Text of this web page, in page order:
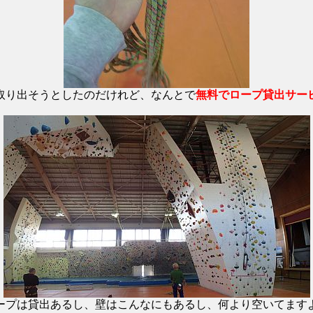
り出そうとしたのだけれど、なんとで無料でロープ貸出サー
プは貸出あるし、壁はこんなにもあるし、何より空いてます